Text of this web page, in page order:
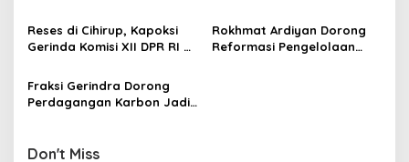
Listrik Gratis Disalurkan
Perjuangan Anggota DPR RI
Rokhmat Ardiyan
Reses di Cihirup, Kapoksi
Gerinda Komisi XII DPR RI H
PIP untuk 242 Siswa
Rokhmat Ardiyan Dorong
Reformasi Pengelolaan
Fraksi Gerindra Dorong
Perdagangan Karbon Jadi
Masyarakat
Don't Miss